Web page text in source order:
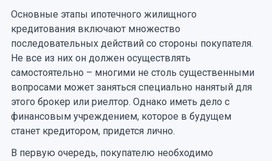
Основные этапы ипотечного жилищного
кредитования включают множество
последовательных действий со стороны покупателя.
Не все из них он должен осуществлять
самостоятельно – многими не столь существенными
вопросами может заняться специально нанятый для
этого брокер или риелтор. Однако иметь дело с
финансовым учреждением, которое в будущем
станет кредитором, придется лично.
В первую очередь, покупателю необходимо